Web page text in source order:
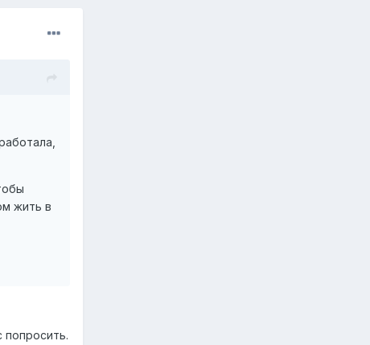
жить в